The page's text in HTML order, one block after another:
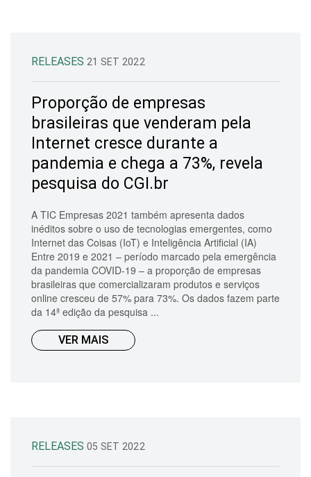
RELEASES 21 SET 2022
Proporção de empresas
brasileiras que venderam pela
Internet cresce durante a
pandemia e chega a 73%, revela
pesquisa do CGI.br
A TIC Empresas 2021 também apresenta dados
inéditos sobre o uso de tecnologias emergentes, como
Internet das Coisas (IoT) e Inteligência Artificial (IA)
Entre 2019 e 2021 – período marcado pela emergência
da pandemia COVID-19 – a proporção de empresas
brasileiras que comercializaram produtos e serviços
online cresceu de 57% para 73%. Os dados fazem parte
da 14ª edição da pesquisa ...
VER MAIS
RELEASES 05 SET 2022